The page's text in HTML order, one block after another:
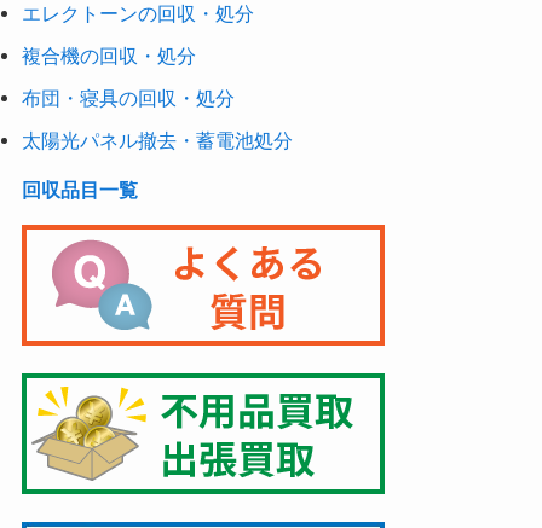
エレクトーンの回収・処分
複合機の回収・処分
布団・寝具の回収・処分
太陽光パネル撤去・蓄電池処分
回収品目一覧